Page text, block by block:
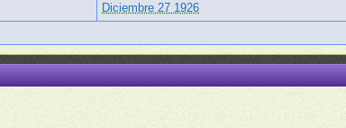
Diciembre 27 1926